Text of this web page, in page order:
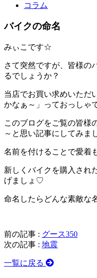
コラム
バイクの命名
みぃこです☆
さて突然ですが、皆様の
るでしょうか？
当店でお買い求めいただ
かなぁ～」っておっしゃ
このブログをご覧の皆様
～と思い記事にしてみま
名前を付けることで愛着
新しくバイクを購入され
げましょ♡
命名したらどんな素敵な
前の記事 : グース350
次の記事 : 地震
一覧に戻る